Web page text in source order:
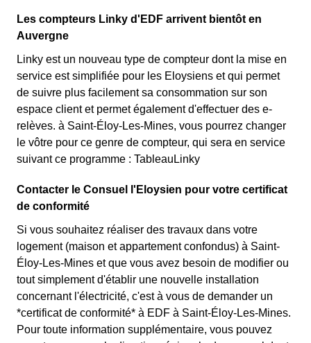
Les compteurs Linky d'EDF arrivent bientôt en
Auvergne
Linky est un nouveau type de compteur dont la mise en
service est simplifiée pour les Eloysiens et qui permet
de suivre plus facilement sa consommation sur son
espace client et permet également d'effectuer des e-
relèves. à Saint-Éloy-Les-Mines, vous pourrez changer
le vôtre pour ce genre de compteur, qui sera en service
suivant ce programme : TableauLinky
Contacter le Consuel l'Eloysien pour votre certificat
de conformité
Si vous souhaitez réaliser des travaux dans votre
logement (maison et appartement confondus) à Saint-
Éloy-Les-Mines et que vous avez besoin de modifier ou
tout simplement d'établir une nouvelle installation
concernant l'électricité, c'est à vous de demander un
*certificat de conformité* à EDF à Saint-Éloy-Les-Mines.
Pour toute information supplémentaire, vous pouvez